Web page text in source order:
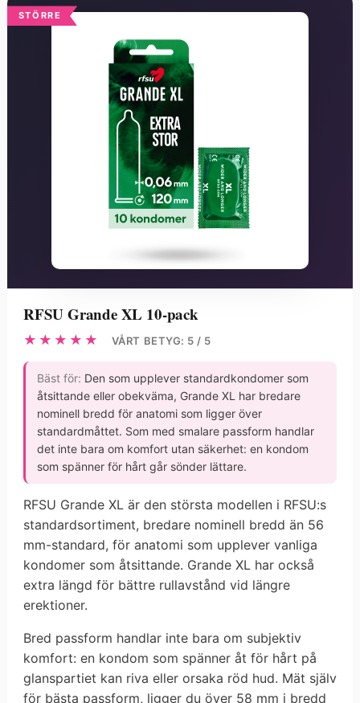
STÖRRE
RFSU Grande XL 10-pack
★★★★★ VÅRT BETYG: 5 / 5
Bäst för: Den som upplever standardkondomer som
åtsittande eller obekväma, Grande XL har bredare
nominell bredd för anatomi som ligger över
standardmåttet. Som med smalare passform handlar
det inte bara om komfort utan säkerhet: en kondom
som spänner för hårt går sönder lättare.
RFSU Grande XL är den största modellen i RFSU:s
standardsortiment, bredare nominell bredd än 56
mm-standard, för anatomi som upplever vanliga
kondomer som åtsittande. Grande XL har också
extra längd för bättre rullavstånd vid längre
erektioner.
Bred passform handlar inte bara om subjektiv
komfort: en kondom som spänner åt för hårt på
glanspartiet kan riva eller orsaka röd hud. Mät själv
för bästa passform, ligger du över 58 mm i bredd